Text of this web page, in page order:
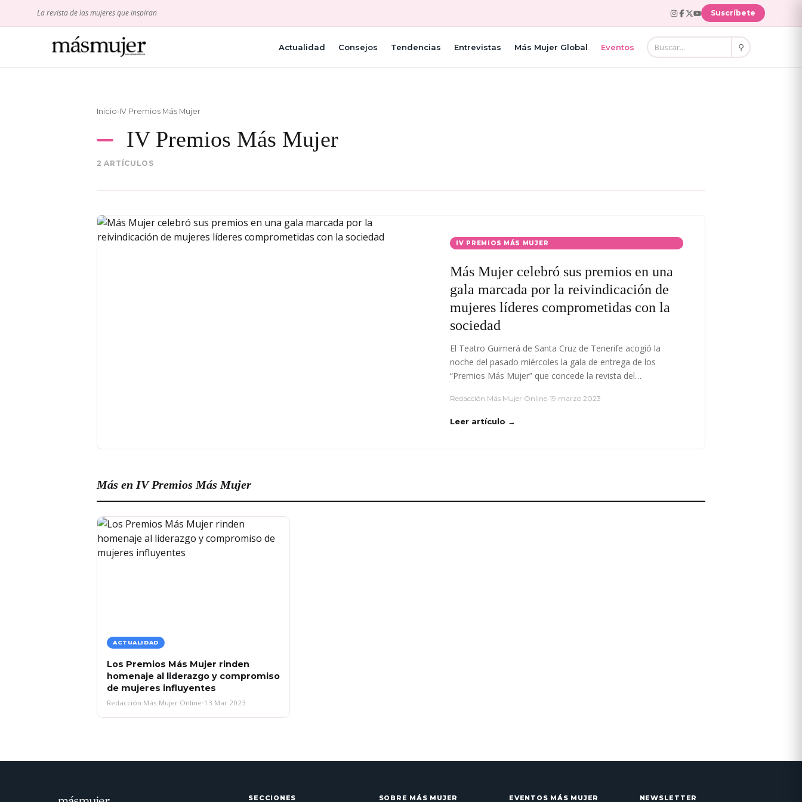
La revista de las mujeres que inspiran Suscríbete
Actualidad Consejos Tendencias Entrevistas Más Mujer Global Eventos ⚲
Inicio›IV Premios Más Mujer
IV Premios Más Mujer
2 ARTÍCULOS
IV PREMIOS MÁS MUJER
Más Mujer celebró sus premios en una
gala marcada por la reivindicación de
mujeres líderes comprometidas con la
sociedad
El Teatro Guimerá de Santa Cruz de Tenerife acogió la
noche del pasado miércoles la gala de entrega de los
“Premios Más Mujer” que concede la revista del…
Redacción Más Mujer Online•19 marzo 2023
Leer artículo →
Más en IV Premios Más Mujer
ACTUALIDAD
Los Premios Más Mujer rinden
homenaje al liderazgo y compromiso
de mujeres influyentes
Redacción Más Mujer Online•13 Mar 2023
SECCIONES SOBRE MÁS MUJER EVENTOS MÁS MUJER NEWSLETTER